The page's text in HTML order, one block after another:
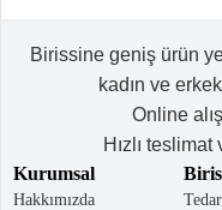
Birissine geniş ürün
kadın ve
Online
Hızlı
Kurumsal
Hakkımızda